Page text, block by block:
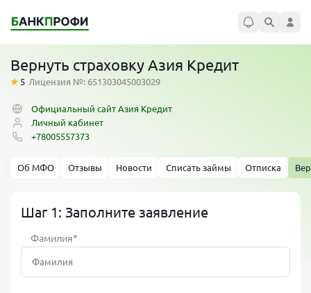
Вернуть страховку Азия Кредит
5 Лицензия №: 651303045003029
Официальный сайт Азия Кредит
Личный кабинет
+78005557373
Об МФО Отзывы Новости Списать займы Отписка
Шаг 1: Заполните заявление
Фамилия*